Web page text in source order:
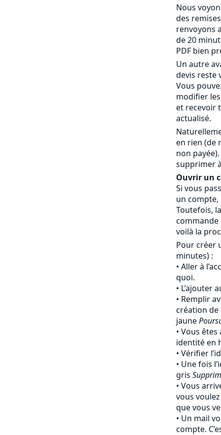
Nous
des
renvoyons
de 20
PDF bien
Un autre
devis reste
Vous
modifier
et recevoir
actualisé.
en rien (de
non
supprimer
Ouvrir un
Si vous
un compte,
Toutefois,
commande
voilà la
Pour créer
minutes) :
Aller à
quoi.
L’ajouter
Remplir
création
jaune
Vous êtes
identité en
Vérifier
Une fois
gris
Vous
vous
que vous
Un mail
compte.